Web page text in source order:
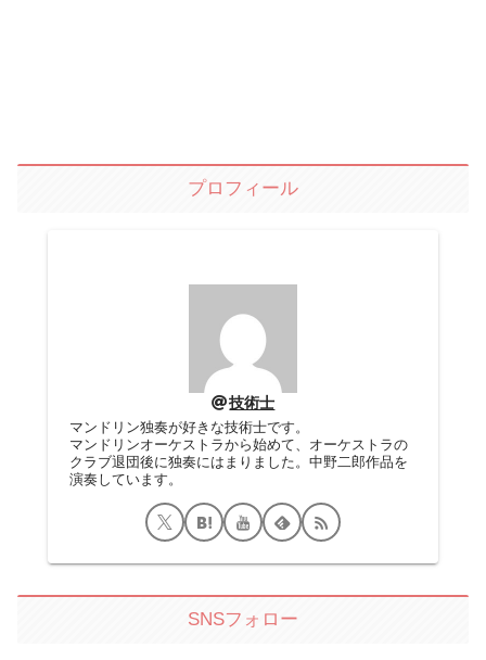
プロフィール
技術士
マンドリン独奏が好きな技術士です。
マンドリンオーケストラから始めて、オーケストラの
クラブ退団後に独奏にはまりました。中野二郎作品を
演奏しています。
SNSフォロー